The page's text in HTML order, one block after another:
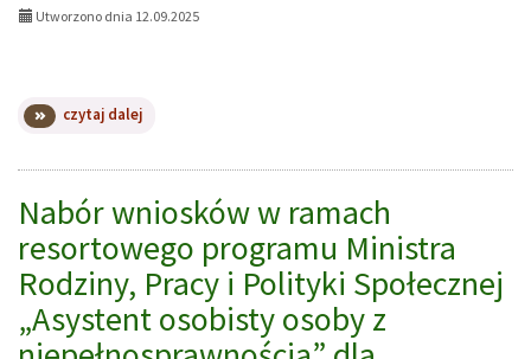
Utworzono dnia 12.09.2025
czytaj dalej
Nabór wniosków w ramach
resortowego programu Ministra
Rodziny, Pracy i Polityki Społecznej
„Asystent osobisty osoby z